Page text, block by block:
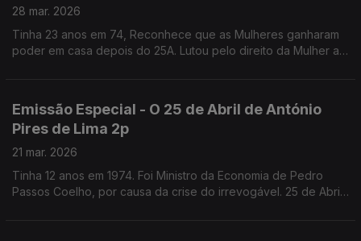
28 mar. 2026
Tinha 23 anos em 74, Reconhece que as Mulheres ganharam
poder em casa depois do 25A. Lutou pelo direito da Mulher ao
Emissão Especial - O 25 de Abril de António
Pires de Lima 2p
21 mar. 2026
Tinha 12 anos em 1974. Foi Ministro da Economia de Pedro
Passos Coelho, por causa da crise do irrevogável. 25 de Abril